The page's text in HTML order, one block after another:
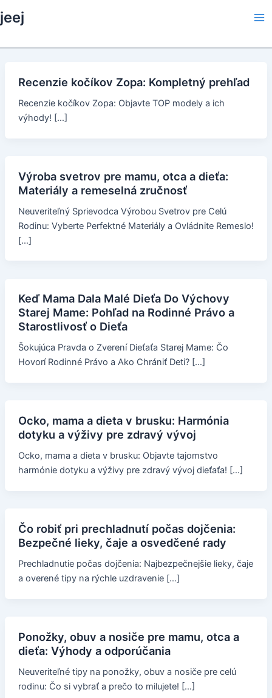
to
jeej
Recenzie kočíkov Zopa: Kompletný prehľad
Recenzie kočíkov Zopa: Objavte TOP modely a ich
výhody! […]
Výroba svetrov pre mamu, otca a dieťa:
Materiály a remeselná zručnosť
Neuveriteľný Sprievodca Výrobou Svetrov pre Celú
Rodinu: Vyberte Perfektné Materiály a Ovládnite Remeslo!
[…]
Keď Mama Dala Malé Dieťa Do Výchovy
Starej Mame: Pohľad na Rodinné Právo a
Starostlivosť o Dieťa
Šokujúca Pravda o Zverení Dieťaťa Starej Mame: Čo
Hovorí Rodinné Právo a Ako Chrániť Deti? […]
Ocko, mama a dieta v brusku: Harmónia
dotyku a výživy pre zdravý vývoj
Ocko, mama a dieta v brusku: Objavte tajomstvo
harmónie dotyku a výživy pre zdravý vývoj dieťaťa! […]
Čo robiť pri prechladnutí počas dojčenia:
Bezpečné lieky, čaje a osvedčené rady
Prechladnutie počas dojčenia: Najbezpečnejšie lieky, čaje
a overené tipy na rýchle uzdravenie […]
Ponožky, obuv a nosiče pre mamu, otca a
dieťa: Výhody a odporúčania
Neuveriteľné tipy na ponožky, obuv a nosiče pre celú
rodinu: Čo si vybrať a prečo to milujete! […]